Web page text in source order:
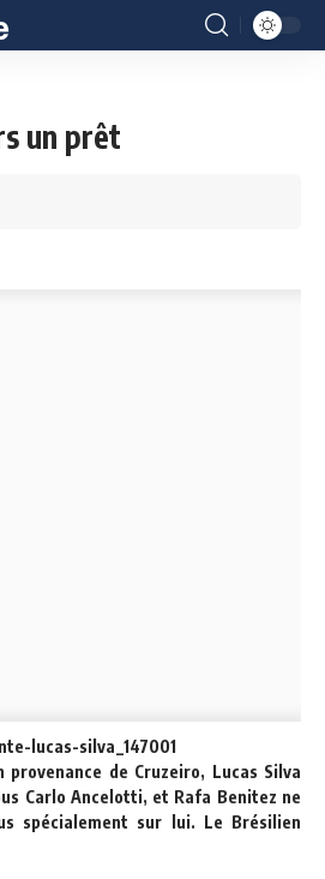
un prêt
de Cruzeiro, Lucas Silva
Carlo Ancelotti, et Rafa Benitez ne
spécialement sur lui. Le Brésilien